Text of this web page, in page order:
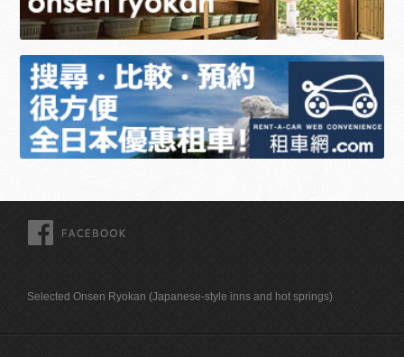
Selected Onsen Ryokan (Japanese-style inns and hot springs)